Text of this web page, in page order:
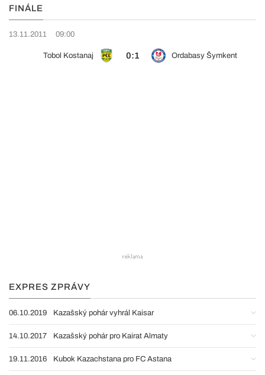
FINÁLE
13.11.2011 09:00
Tobol Kostanaj 0:1 Ordabasy Šymkent
EXPRES ZPRÁVY
06.10.2019 Kazašský pohár vyhrál Kaisar
14.10.2017 Kazašský pohár pro Kairat Almaty
19.11.2016 Kubok Kazachstana pro FC Astana